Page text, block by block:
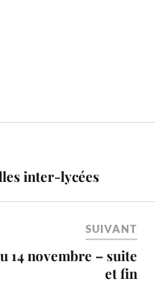
inter-lycées
SUIVANT
14 novembre – suite
et fin